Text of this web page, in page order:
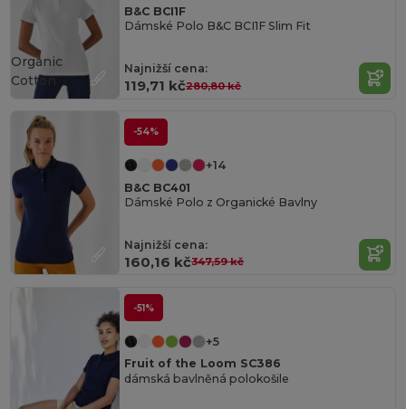
B&C BCI1F
Dámské Polo B&C BCI1F Slim Fit
Najnižší cena:
119,71 kč280,80 kč
Organic
Cotton
-54%
+14
B&C BC401
Dámské Polo z Organické Bavlny
Najnižší cena:
160,16 kč347,59 kč
-51%
+5
Fruit of the Loom SC386
dámská bavlněná polokošile